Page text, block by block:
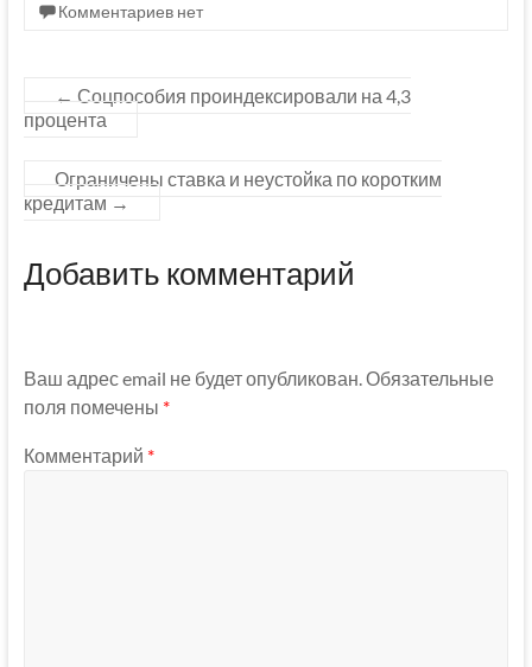
Комментариев нет
← Соцпособия проиндексировали на 4,3
процента
Ограничены ставка и неустойка по коротким
кредитам →
Добавить комментарий
Ваш адрес email не будет опубликован. Обязательные
поля помечены *
Комментарий *